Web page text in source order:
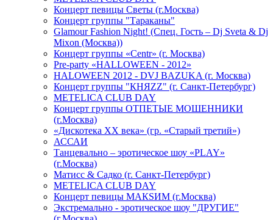
Концерт певицы Светы (г.Москва)
Концерт группы "Тараканы"
Glamour Fashion Night! (Спец. Гость – Dj Sveta & Dj
Mixon (Москва))
Концерт группы «Centr» (г. Москва)
Pre-party «HALLOWEEN - 2012»
HALOWEEN 2012 - DVJ BAZUKA (г. Москва)
Концерт группы "КНЯZZ" (г. Санкт-Петербург)
METELICA CLUB DAY
Концерт группы ОТПЕТЫЕ МОШЕННИКИ
(г.Москва)
«Дискотека ХХ века» (гр. «Старый третий»)
АССАИ
Танцевально – эротическое шоу «PLAY»
(г.Москва)
Матисс & Садко (г. Санкт-Петербург)
METELICA CLUB DAY
Концерт певицы МАКSИМ (г.Москва)
Экстремально - эротическое шоу "ДРУГИЕ"